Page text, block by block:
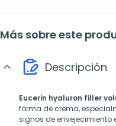
Más sobre este
expand_more Descripción
Eucerin hyaluron filler
forma de crema,
signos de envejecimiento